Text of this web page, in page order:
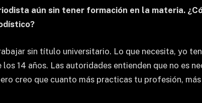
aún sin tener formación en la materia.
sin título universitario. Lo que necesita, yo
14 años. Las autoridades entienden que no es
creo que cuanto más practicas tu profesión,